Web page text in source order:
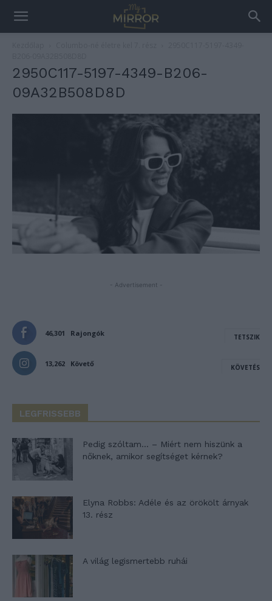
2950C117-5197-4349-B206-
09A32B508D8D
- Advertisement -
46,301 Rajongók TETSZIK
13,262 Követő KÖVETÉS
LEGFRISSEBB
Pedig szóltam… – Miért nem hiszünk a
nőknek, amikor segítséget kérnek?
Elyna Robbs: Adéle és az örökölt árnyak
13. rész
A világ legismertebb ruhái